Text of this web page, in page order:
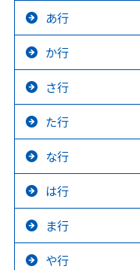
あ行
か行
さ行
た行
な行
は行
ま行
や行